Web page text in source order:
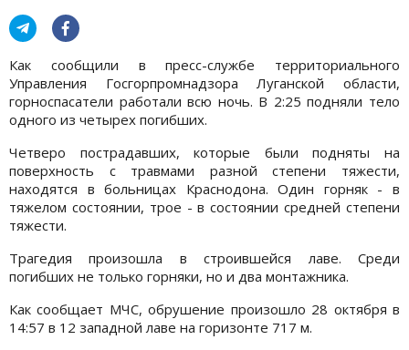
Как сообщили в пресс-службе территориального
Управления Госгорпромнадзора Луганской области,
горноспасатели работали всю ночь. В 2:25 подняли тело
одного из четырех погибших.
Четверо пострадавших, которые были подняты на
поверхность с травмами разной степени тяжести,
находятся в больницах Краснодона. Один горняк - в
тяжелом состоянии, трое - в состоянии средней степени
тяжести.
Трагедия произошла в строившейся лаве. Среди
погибших не только горняки, но и два монтажника.
Как сообщает МЧС, обрушение произошло 28 октября в
14:57 в 12 западной лаве на горизонте 717 м.